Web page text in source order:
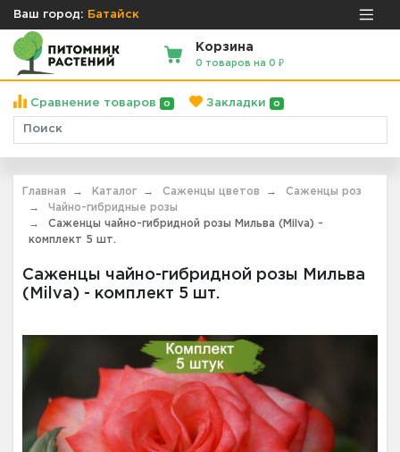
Ваш город: Батайск
Корзина
0 товаров на 0 ₽
Сравнение товаров 0 Закладки 0
Главная Каталог Саженцы цветов
Саженцы роз
Чайно-гибридные розы
Саженцы чайно-гибридной розы Мильва (Milva) -
комплект 5 шт.
Саженцы чайно-гибридной розы Мильва
(Milva) - комплект 5 шт.